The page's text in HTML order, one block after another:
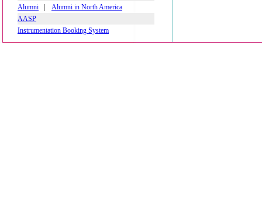
Alumni
Alumni in North America
AASP
Instrumentation Booking System